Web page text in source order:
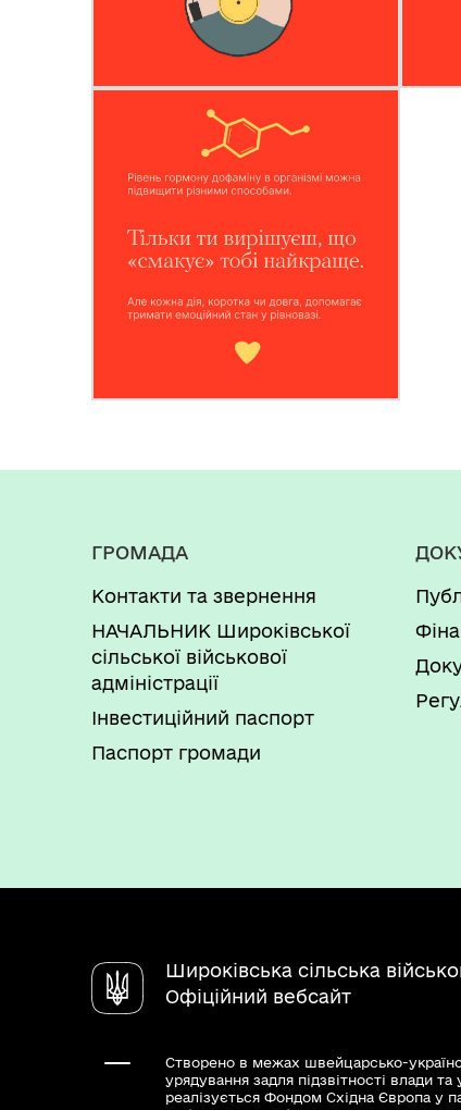
ГРОМАДА
Контакти та звернення
НАЧАЛЬНИК Широківської
сільської військової
адміністрації
Інвестиційний паспорт
Паспорт громади
Широківська сільська
Офіційний вебсайт
Створено в межах швейцарсько-
урядування задля підзвітності влади
реалізується Фондом Східна Європа у